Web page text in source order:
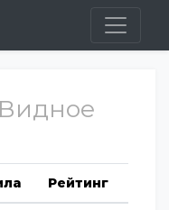
Видное
Рейтинг